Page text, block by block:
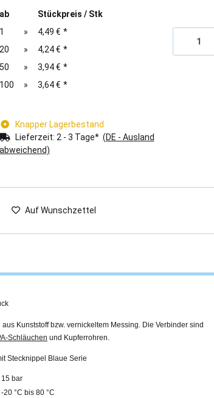
ab
Stückpreis / Stk
1
» 4,49 € *
20
» 4,24 € *
50
» 3,94 € *
100
» 3,64 € *
Knapper Lagerbestand
Lieferzeit: 2 - 3 Tage* (DE - Ausland
abweichend)
Auf Wunschzettel
Kunststoff bzw. vernickeltem Messing. Die Verbinder sind
Schläuchen und Kupferrohren.
Stecknippel Blaue Serie
15 bar
-20 °C bis 80 °C